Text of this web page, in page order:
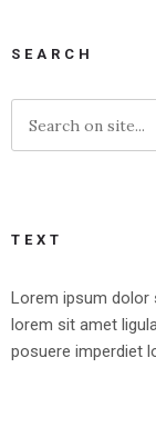
SEARCH
TEXT
Lorem ipsum dolor
lorem sit amet
posuere imperdiet